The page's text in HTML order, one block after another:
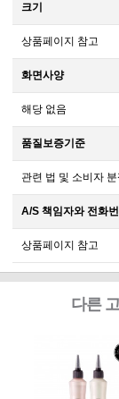
크기
상품페이지 참고
화면사양
해당 없음
품질보증기준
관련 법 및 소비자
A/S 책임자와 전화
상품페이지 참고
다른